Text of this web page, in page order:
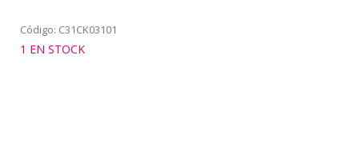
Código: C31CK03101
1 EN STOCK